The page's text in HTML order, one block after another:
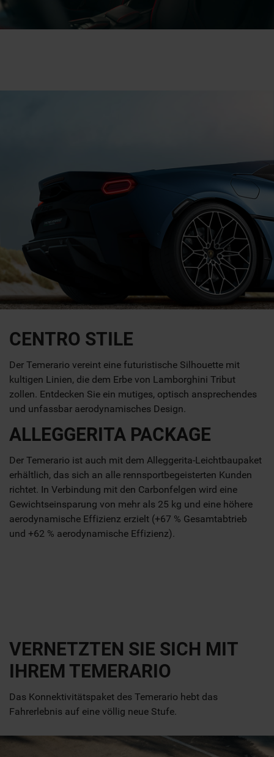
CENTRO STILE
Der Temerario vereint eine futuristische Silhouette mit
kultigen Linien, die dem Erbe von Lamborghini Tribut
zollen. Entdecken Sie ein mutiges, optisch ansprechendes
und unfassbar aerodynamisches Design.
ALLEGGERITA PACKAGE
Der Temerario ist auch mit dem Alleggerita-Leichtbaupaket
erhältlich, das sich an alle rennsportbegeisterten Kunden
richtet. In Verbindung mit den Carbonfelgen wird eine
Gewichtseinsparung von mehr als 25 kg und eine höhere
aerodynamische Effizienz erzielt (+67 % Gesamtabtrieb
und +62 % aerodynamische Effizienz).
VERNETZTEN SIE SICH MIT
IHREM TEMERARIO
Das Konnektivitätspaket des Temerario hebt das
Fahrerlebnis auf eine völlig neue Stufe.